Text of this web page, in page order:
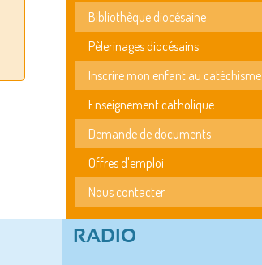
Bibliothèque diocésaine
Pèlerinages diocésains
Inscrire mon enfant au catéchisme
Enseignement catholique
Demande de documents
Offres d'emploi
Nous contacter
RADIO